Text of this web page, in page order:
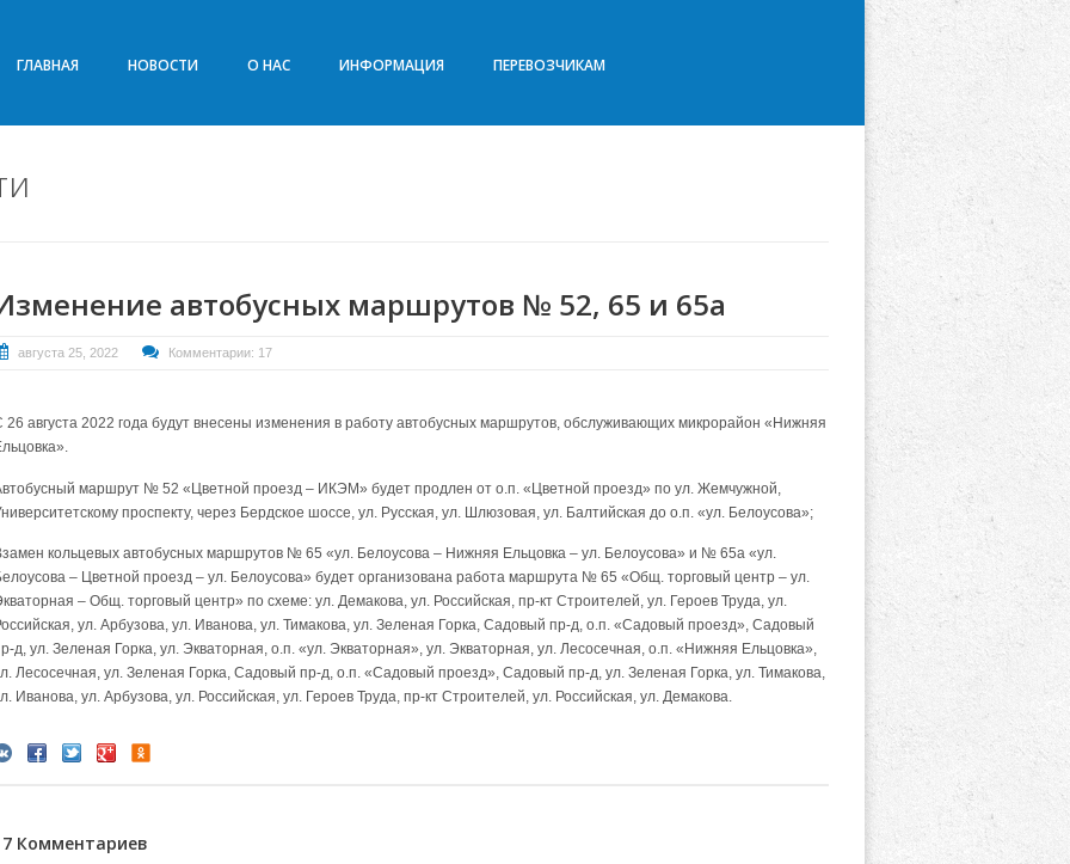
ГЛАВНАЯ НОВОСТИ О НАС ИНФОРМАЦИЯ ПЕРЕВОЗЧИКАМ
автобусных маршрутов № 52, 65 и 65а
августа 25, 2022 Комментарии: 17
26 августа 2022 года будут внесены изменения в работу автобусных маршрутов, обслуживающих микрорайон «Нижняя
маршрут № 52 «Цветной проезд – ИКЭМ» будет продлен от о.п. «Цветной проезд» по ул. Жемчужной,
проспекту, через Бердское шоссе, ул. Русская, ул. Шлюзовая, ул. Балтийская до о.п. «ул. Белоусова»;
кольцевых автобусных маршрутов № 65 «ул. Белоусова – Нижняя Ельцовка – ул. Белоусова» и № 65а «ул.
– Цветной проезд – ул. Белоусова» будет организована работа маршрута № 65 «Общ. торговый центр – ул.
– Общ. торговый центр» по схеме: ул. Демакова, ул. Российская, пр-кт Строителей, ул. Героев Труда, ул.
ул. Арбузова, ул. Иванова, ул. Тимакова, ул. Зеленая Горка, Садовый пр-д, о.п. «Садовый проезд», Садовый
д, ул. Зеленая Горка, ул. Экваторная, о.п. «ул. Экваторная», ул. Экваторная, ул. Лесосечная, о.п. «Нижняя Ельцовка»,
Лесосечная, ул. Зеленая Горка, Садовый пр-д, о.п. «Садовый проезд», Садовый пр-д, ул. Зеленая Горка, ул. Тимакова,
Иванова, ул. Арбузова, ул. Российская, ул. Героев Труда, пр-кт Строителей, ул. Российская, ул. Демакова.
Комментариев